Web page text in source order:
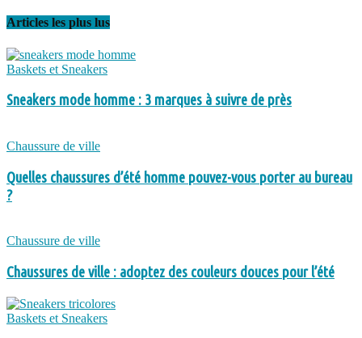
Articles les plus lus
Baskets et Sneakers
Sneakers mode homme : 3 marques à suivre de près
Chaussure de ville
Quelles chaussures d’été homme pouvez-vous porter au bureau
?
Chaussure de ville
Chaussures de ville : adoptez des couleurs douces pour l’été
Baskets et Sneakers